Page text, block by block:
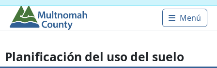
Main
Menú
Planificación del uso del suelo